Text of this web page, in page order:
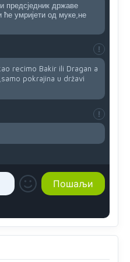
предсједник државе
умријети од муке,не
recimo Bakir ili Dragan a
pokrajina u državi